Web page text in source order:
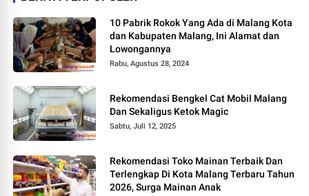
10 Pabrik Rokok Yang Ada di Malang Kota
dan Kabupaten Malang, Ini Alamat dan
Lowongannya
Rabu, Agustus 28, 2024
Rekomendasi Bengkel Cat Mobil Malang
Dan Sekaligus Ketok Magic
Sabtu, Juli 12, 2025
Rekomendasi Toko Mainan Terbaik Dan
Terlengkap Di Kota Malang Terbaru Tahun
2026, Surga Mainan Anak